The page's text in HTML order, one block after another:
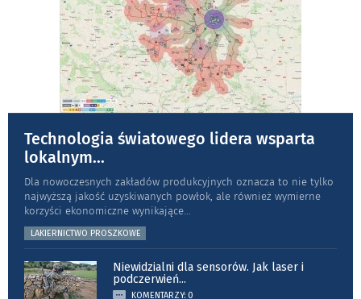
Technologia światowego lidera wsparta
lokalnym...
Dla nowoczesnych zakładów produkcyjnych oznacza to nie tylko
najwyższą jakość uzyskiwanych powłok, ale również wymierne
korzyści ekonomiczne wynikające
LAKIERNICTWO PROSZKOWE
Niewidzialni dla sensorów. Jak laser i
podczerwień...
KOMENTARZY: 0